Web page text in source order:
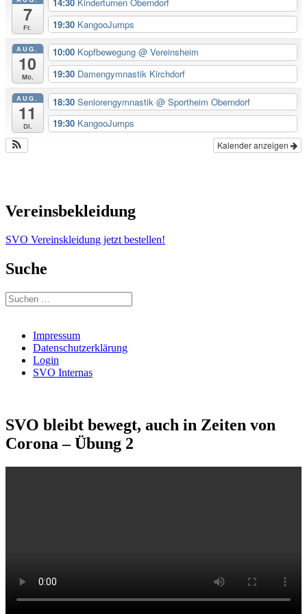
7
Fr.
19:30 KangooJumps
AUG.
10
Mo.
10:00 Kopfbewegung @ Vereinsheim
19:30 Damengymnastik Kirchdorf
AUG.
11
Di.
18:30 Seniorengymnastik @ Sportheim Oberndorf
19:30 KangooJumps
Kalender anzeigen
Vereinsbekleidung
SVO Vereinskleidung jetzt bestellen!
Suche
Suchen
nach:
Impressum
Datenschutzerklärung
Login
SVO Internas
SVO bleibt bewegt, auch in Zeiten von
Corona – Übung 2